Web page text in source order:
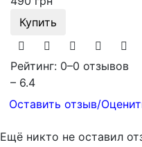
Купить
Рейтинг: 0–0 отзывов
– 6.4
Оставить отзыв/
Ещё никто не оставил